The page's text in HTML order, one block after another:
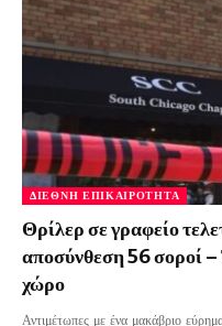
ΔΙΕΘΝΉ ΕΠΙΚΑΙΡΌΤΗΤΑ
Θρίλερ σε γραφείο
αποσύνθεση 56 σοροί
χώρο
Αντιμέτωπες με ένα μακάβριο